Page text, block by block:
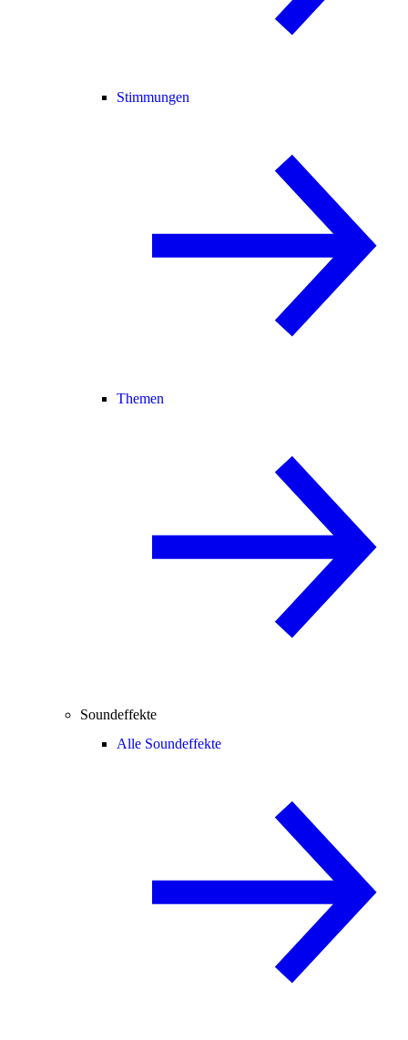
Stimmungen
Themen
Soundeffekte
Alle Soundeffekte